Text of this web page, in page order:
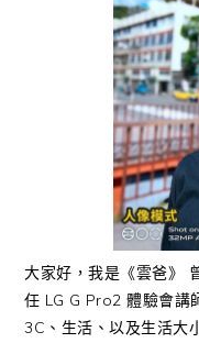
大家好，我是《雲爸》
任 LG G Pro2 體驗會講
3C、生活、以及生活大